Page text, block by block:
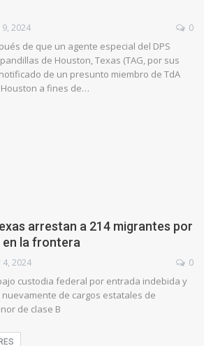
9, 2024 0
de que un agente especial del DPS
de Houston, Texas (TAG, por sus
de un presunto miembro de TdA
a fines de…
arrestan a 214 migrantes por
la frontera
4, 2024 0
custodia federal por entrada indebida y
de cargos estatales de
de clase B